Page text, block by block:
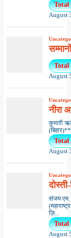
Total
August
Total
August
नीरा
कुमारी
Total
August
संजय एम.
ज़ि...
Total
August